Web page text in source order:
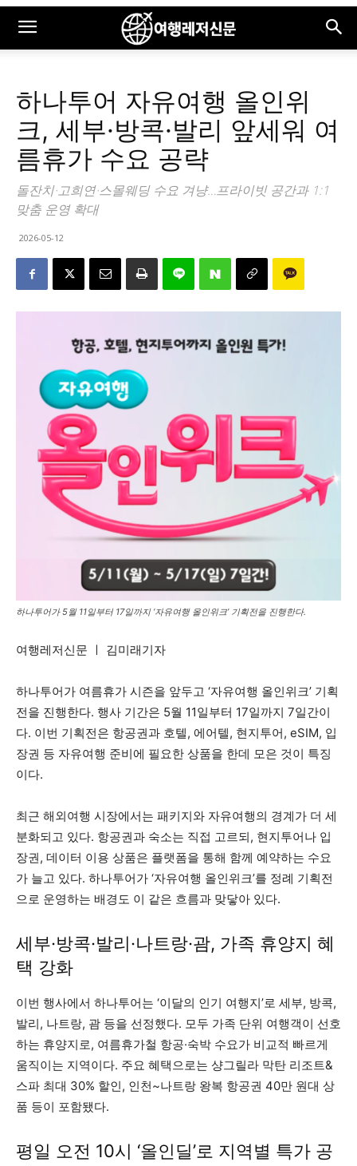
하나투어 자유여행 올인위
크, 세부·방콕·발리 앞세워 여
름휴가 수요 공략
돌잔치·고희연·스몰웨딩 수요 겨냥…프라이빗 공간과 1:1
맞춤 운영 확대
2026-05-12
하나투어가 5월 11일부터 17일까지 ‘자유여행 올인위크’ 기획전을 진행한다.
여행레저신문 ㅣ 김미래기자
하나투어가 여름휴가 시즌을 앞두고 ‘자유여행 올인위크’ 기획
전을 진행한다. 행사 기간은 5월 11일부터 17일까지 7일간이
다. 이번 기획전은 항공권과 호텔, 에어텔, 현지투어, eSIM, 입
장권 등 자유여행 준비에 필요한 상품을 한데 모은 것이 특징
이다.
최근 해외여행 시장에서는 패키지와 자유여행의 경계가 더 세
분화되고 있다. 항공권과 숙소는 직접 고르되, 현지투어나 입
장권, 데이터 이용 상품은 플랫폼을 통해 함께 예약하는 수요
가 늘고 있다. 하나투어가 ‘자유여행 올인위크’를 정례 기획전
으로 운영하는 배경도 이 같은 흐름과 맞닿아 있다.
세부·방콕·발리·나트랑·괌, 가족 휴양지 혜
택 강화
이번 행사에서 하나투어는 ‘이달의 인기 여행지’로 세부, 방콕,
발리, 나트랑, 괌 등을 선정했다. 모두 가족 단위 여행객이 선호
하는 휴양지로, 여름휴가철 항공·숙박 수요가 비교적 빠르게
움직이는 지역이다. 주요 혜택으로는 샹그릴라 막탄 리조트&
스파 최대 30% 할인, 인천~나트랑 왕복 항공권 40만 원대 상
품 등이 포함됐다.
평일 오전 10시 ‘올인딜’로 지역별 특가 공